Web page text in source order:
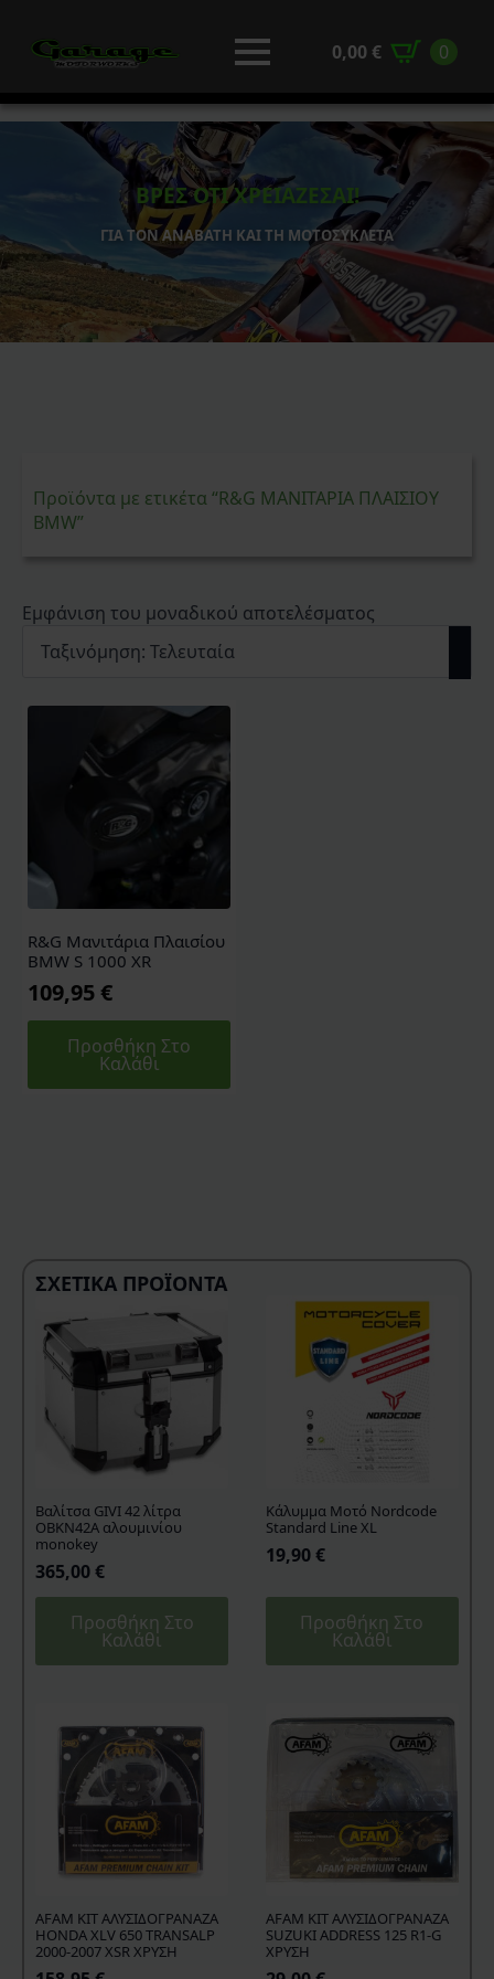
0,00 € 0
ΒΡΕΣ ΟΤΙ ΧΡΕΙΑΖΕΣΑΙ!
ΓΙΑ ΤΟΝ ΑΝΑΒΑΤΗ ΚΑΙ ΤΗ ΜΟΤΟΣΥΚΛΕΤΑ
Προϊόντα με ετικέτα “R&G ΜΑΝΙΤΑΡΙΑ ΠΛΑΙΣΙΟΥ
BMW”
Εμφάνιση του μοναδικού αποτελέσματος
R&G Μανιτάρια Πλαισίου
BMW S 1000 XR
109,95 €
Προσθήκη Στο
Καλάθι
ΣΧΕΤΙΚΆ ΠΡΟΪΌΝΤΑ
Βαλίτσα GIVI 42 λίτρα
OBKN42A αλουμινίου
monokey
365,00€
Προσθήκη Στο
Καλάθι
Kάλυμμα Mοτό Nordcode
Standard Line XL
19,90€
Προσθήκη Στο
Καλάθι
AFAM KIT ΑΛΥΣΙΔΟΓΡΑΝΑΖΑ
HONDA XLV 650 TRANSALP
2000-2007 XSR ΧΡΥΣΗ
AFAM KIT ΑΛΥΣΙΔΟΓΡΑΝΑΖΑ
SUZUKI ADDRESS 125 R1-G
ΧΡΥΣΗ